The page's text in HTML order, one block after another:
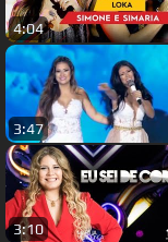
4:04
3:47
3:10